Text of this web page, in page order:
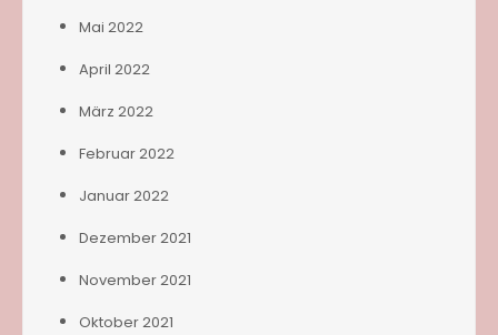
Mai 2022
April 2022
März 2022
Februar 2022
Januar 2022
Dezember 2021
November 2021
Oktober 2021